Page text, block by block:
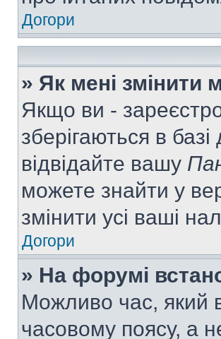
Догори
» Як мені змінити
Якщо ви -
зберігаються в
відвідайте вашу
можете знайти у
змінити усі ваші
Догори
» На форумі
Можливо час, який
часовому поясу, а